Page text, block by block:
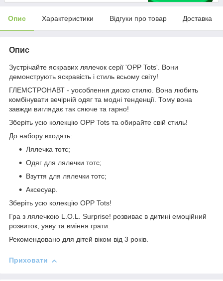
Опис Характеристики Відгуки про товар Доставка
Опис
Зустрічайте яскравих лялечок серії 'OPP Tots'. Вони
демонструють яскравість і стиль всьому світу!
ГЛЕМСТРОНАВТ - уособлення диско стилю. Вона любить
комбінувати вечірній одяг та модні тенденції. Тому вона
завжди виглядає так сяюче та гарно!
Зберіть усю колекцію OPP Tots та обирайте свій стиль!
До набору входять:
Лялечка тотс;
Одяг для лялечки тотс;
Взуття для лялечки тотс;
Аксесуар.
Зберіть усю колекцію OPP Tots!
Гра з лялечкою L.O.L. Surprise! розвиває в дитині емоційний
розвиток, уяву та вміння грати.
Рекомендовано для дітей віком від 3 років.
Приховати